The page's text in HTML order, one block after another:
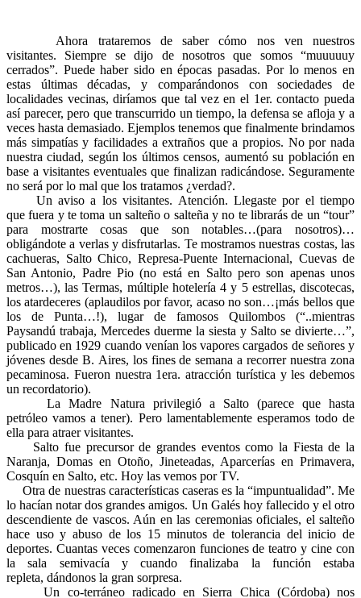
Ahora trataremos de saber cómo nos ven nuestros
visitantes. Siempre se dijo de nosotros que somos “muuuuuy
cerrados”. Puede haber sido en épocas pasadas. Por lo menos en
estas últimas décadas, y comparándonos con sociedades de
localidades vecinas, diríamos que tal vez en el 1er. contacto pueda
así parecer, pero que transcurrido un tiempo, la defensa se afloja y a
veces hasta demasiado. Ejemplos tenemos que finalmente brindamos
más simpatías y facilidades a extraños que a propios. No por nada
nuestra ciudad, según los últimos censos, aumentó su población en
base a visitantes eventuales que finalizan radicándose. Seguramente
no será por lo mal que los tratamos ¿verdad?.
Un aviso a los visitantes. Atención. Llegaste por el tiempo
que fuera y te toma un salteño o salteña y no te librarás de un “tour”
para mostrarte cosas que son notables…(para nosotros)…
obligándote a verlas y disfrutarlas. Te mostramos nuestras costas, las
cachueras, Salto Chico, Represa-Puente Internacional, Cuevas de
San Antonio, Padre Pio (no está en Salto pero son apenas unos
metros…), las Termas, múltiple hotelería 4 y 5 estrellas, discotecas,
los atardeceres (aplaudilos por favor, acaso no son…¡más bellos que
los de Punta…!), lugar de famosos Quilombos (“..mientras
Paysandú trabaja, Mercedes duerme la siesta y Salto se divierte…”,
publicado en 1929 cuando venían los vapores cargados de señores y
jóvenes desde B. Aires, los fines de semana a recorrer nuestra zona
pecaminosa. Fueron nuestra 1era. atracción turística y les debemos
un recordatorio).
La Madre Natura privilegió a Salto (parece que hasta
petróleo vamos a tener). Pero lamentablemente esperamos todo de
ella para atraer visitantes.
Salto fue precursor de grandes eventos como la Fiesta de la
Naranja, Domas en Otoño, Jineteadas, Aparcerías en Primavera,
Cosquín en Salto, etc. Hoy las vemos por TV.
Otra de nuestras características caseras es la “impuntualidad”. Me
lo hacían notar dos grandes amigos. Un Galés hoy fallecido y el otro
descendiente de vascos. Aún en las ceremonias oficiales, el salteño
hace uso y abuso de los 15 minutos de tolerancia del inicio de
deportes. Cuantas veces comenzaron funciones de teatro y cine con
la sala semivacía y cuando finalizaba la función estaba
repleta, dándonos la gran sorpresa.
Un co-terráneo radicado en Sierra Chica (Córdoba) nos